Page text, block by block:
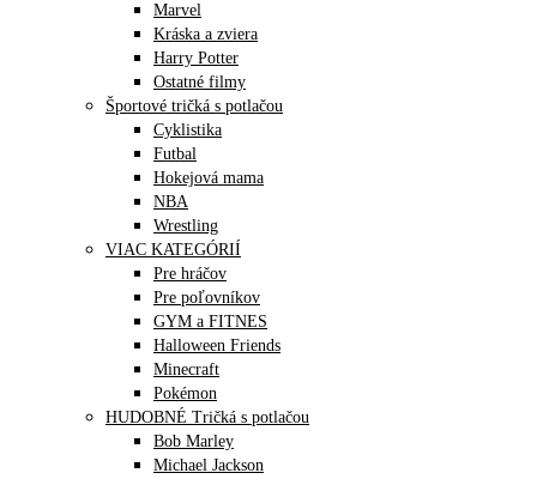
Marvel
Kráska a zviera
Harry Potter
Ostatné filmy
Športové tričká s potlačou
Cyklistika
Futbal
Hokejová mama
NBA
Wrestling
VIAC KATEGÓRIÍ
Pre hráčov
Pre poľovníkov
GYM a FITNES
Halloween Friends
Minecraft
Pokémon
HUDOBNÉ Tričká s potlačou
Bob Marley
Michael Jackson